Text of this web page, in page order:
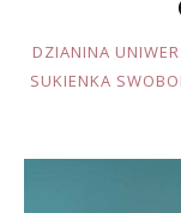
JOULE
DZIANINA
SUKIENKA